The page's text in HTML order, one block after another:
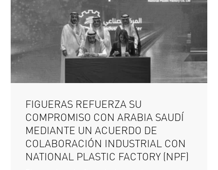
FIGUERAS REFUERZA SU
COMPROMISO CON ARABIA SAUDÍ
MEDIANTE UN ACUERDO DE
COLABORACIÓN INDUSTRIAL CON
NATIONAL PLASTIC FACTORY (NPF)